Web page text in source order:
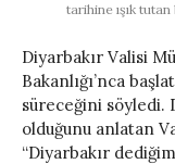
tarihine ışık
Diyarbakır Valisi
Bakanlığı’nca
süreceğini söyledi.
olduğunu anlatan
“Diyarbakır